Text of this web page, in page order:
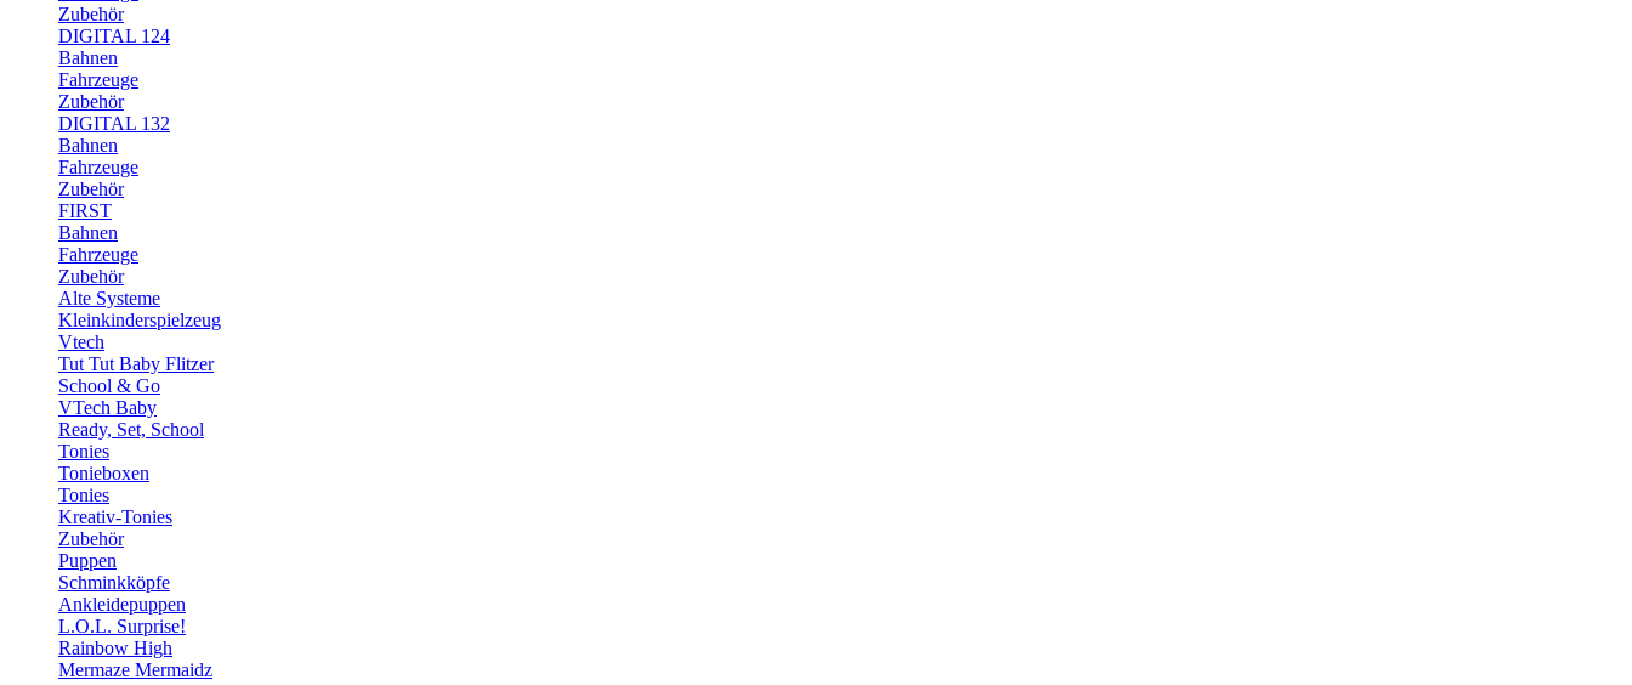
Zubehör
DIGITAL 124
Bahnen
Fahrzeuge
Zubehör
DIGITAL 132
Bahnen
Fahrzeuge
Zubehör
FIRST
Bahnen
Fahrzeuge
Zubehör
Alte Systeme
Kleinkinderspielzeug
Vtech
Tut Tut Baby Flitzer
School & Go
VTech Baby
Ready, Set, School
Tonies
Tonieboxen
Tonies
Kreativ-Tonies
Zubehör
Puppen
Schminkköpfe
Ankleidepuppen
L.O.L. Surprise!
Rainbow High
Mermaze Mermaidz